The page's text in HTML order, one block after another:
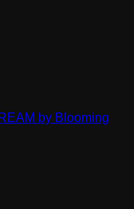
by Blooming